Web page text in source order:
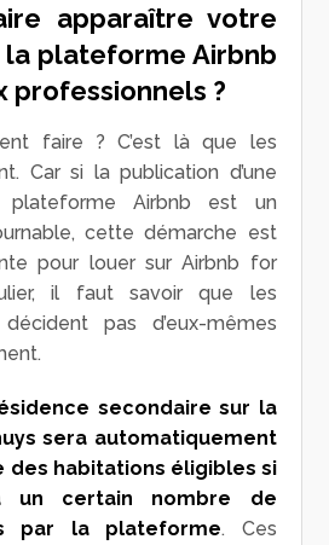
apparaître votre
la plateforme Airbnb
professionnels ?
faire ? C’est là que les
Car si la publication d’une
plateforme Airbnb est un
cette démarche est
pour louer sur Airbnb for
il faut savoir que les
pas d’eux-mêmes
secondaire sur la
sera automatiquement
des habitations éligibles si
un certain nombre de
par la plateforme. Ces